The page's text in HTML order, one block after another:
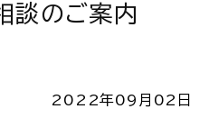
談のご案内
2022年09月02日